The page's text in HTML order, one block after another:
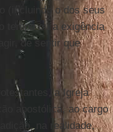
(incluindo o dos seus
tempo ou a exigência
de sentir que
a Igreja
apostólica, ao cargo
na realidade,